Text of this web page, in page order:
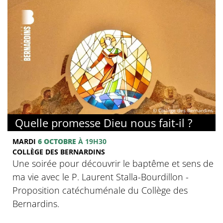
© Collège des Bernardins
Quelle promesse Dieu nous fait-il ?
MARDI 6 OCTOBRE À 19H30
COLLÈGE DES BERNARDINS
Une soirée pour découvrir le baptême et sens de
ma vie avec le P. Laurent Stalla-Bourdillon -
Proposition catéchuménale du Collège des
Bernardins.